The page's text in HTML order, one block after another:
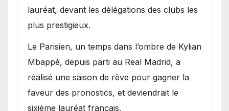
lauréat, devant les délégations des clubs les
plus prestigieux.
Le Parisien, un temps dans l’ombre de Kylian
Mbappé, depuis parti au Real Madrid, a
réalisé une saison de rêve pour gagner la
faveur des pronostics, et deviendrait le
sixième lauréat français.